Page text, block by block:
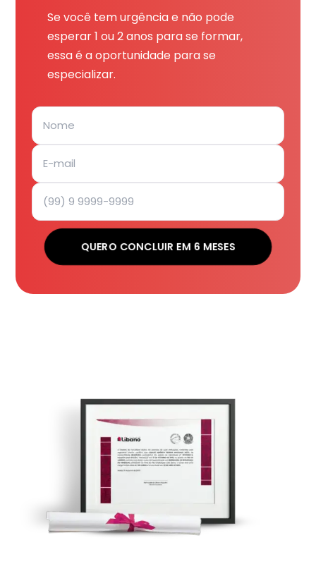
Se você tem urgência e não pode
esperar 1 ou 2 anos para se formar,
essa é a oportunidade para se
especializar.
QUERO CONCLUIR EM 6 MESES